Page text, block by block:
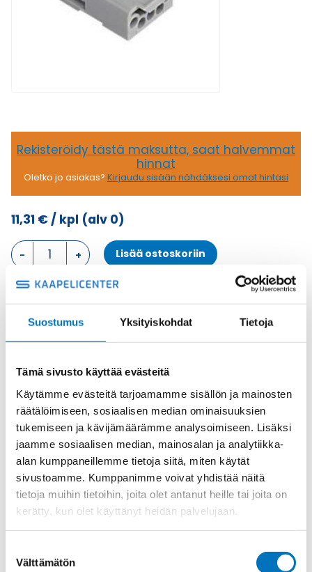
Suostumus Yksityiskohdat Tietoja
Tämä sivusto käyttää evästeitä
Käytämme evästeitä tarjoamamme sisällön ja mainosten
räätälöimiseen, sosiaalisen median ominaisuuksien
tukemiseen ja kävijämäärämme analysoimiseen. Lisäksi
jaamme sosiaalisen median, mainosalan ja analytiikka-
alan kumppaneillemme tietoja siitä, miten käytät
sivustoamme. Kumppanimme voivat yhdistää näitä
tietoja muihin tietoihin, joita olet antanut heille tai joita on
kerätty, kun olet käyttänyt heidän palvelujaan.
valinta
Välttämätön
Rekisteröidy tästä maksutta, saat halvemmat
hinnat
Oletko jo asiakas? Kirjaudu sisään nähdäksesi omat hintasi
11,31 €/ kpl (alv 0)
KUITUOPTIIKKA
NAARAS
Lisää ostoskoriin
TuotekoodiCXLSF
Osasto Dataliittimet,ILME -moninapaliittimet,Kuituoptiikka
Toimituskulut 35kg:n asti 25€.
Yli 35kg:n toimituskulut toteutuneiden kulujen mukaan.
Valmistaja
ILME S.p.A
Koko
size "21.21"
Käyttölämpötila
'-40°C...+70°C
IP-luokka
IP20 without enclosure, IP65/IP67
Naaras